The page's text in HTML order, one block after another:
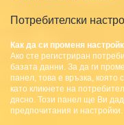
Потребителски
Как да си променя
Ако сте регистриран
базата данни. За да ги
панел, това е връзка, която
като кликнете на
дясно. Този панел ще Ви
предпочитания и настройки.